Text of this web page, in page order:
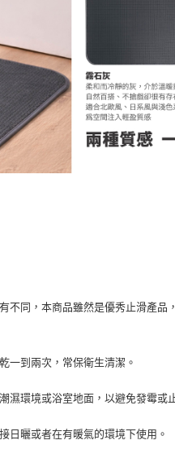
不同，本商品雖然是優秀止滑產品
一到兩次，常保衛生清潔。
濕環境或浴室地面，以避免發霉或
日曬或者在有暖氣的環境下使用。